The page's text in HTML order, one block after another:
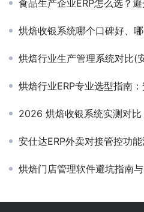
食品生产企业ERP怎么选？避开通
烘焙收银系统哪个口碑好、哪个
烘焙行业生产管理系统对比(
烘焙行业ERP专业选型指南：安仕达
2026 烘焙收银系统实测对
安仕达ERP外卖对接管控功能深
烘焙门店管理软件避坑指南